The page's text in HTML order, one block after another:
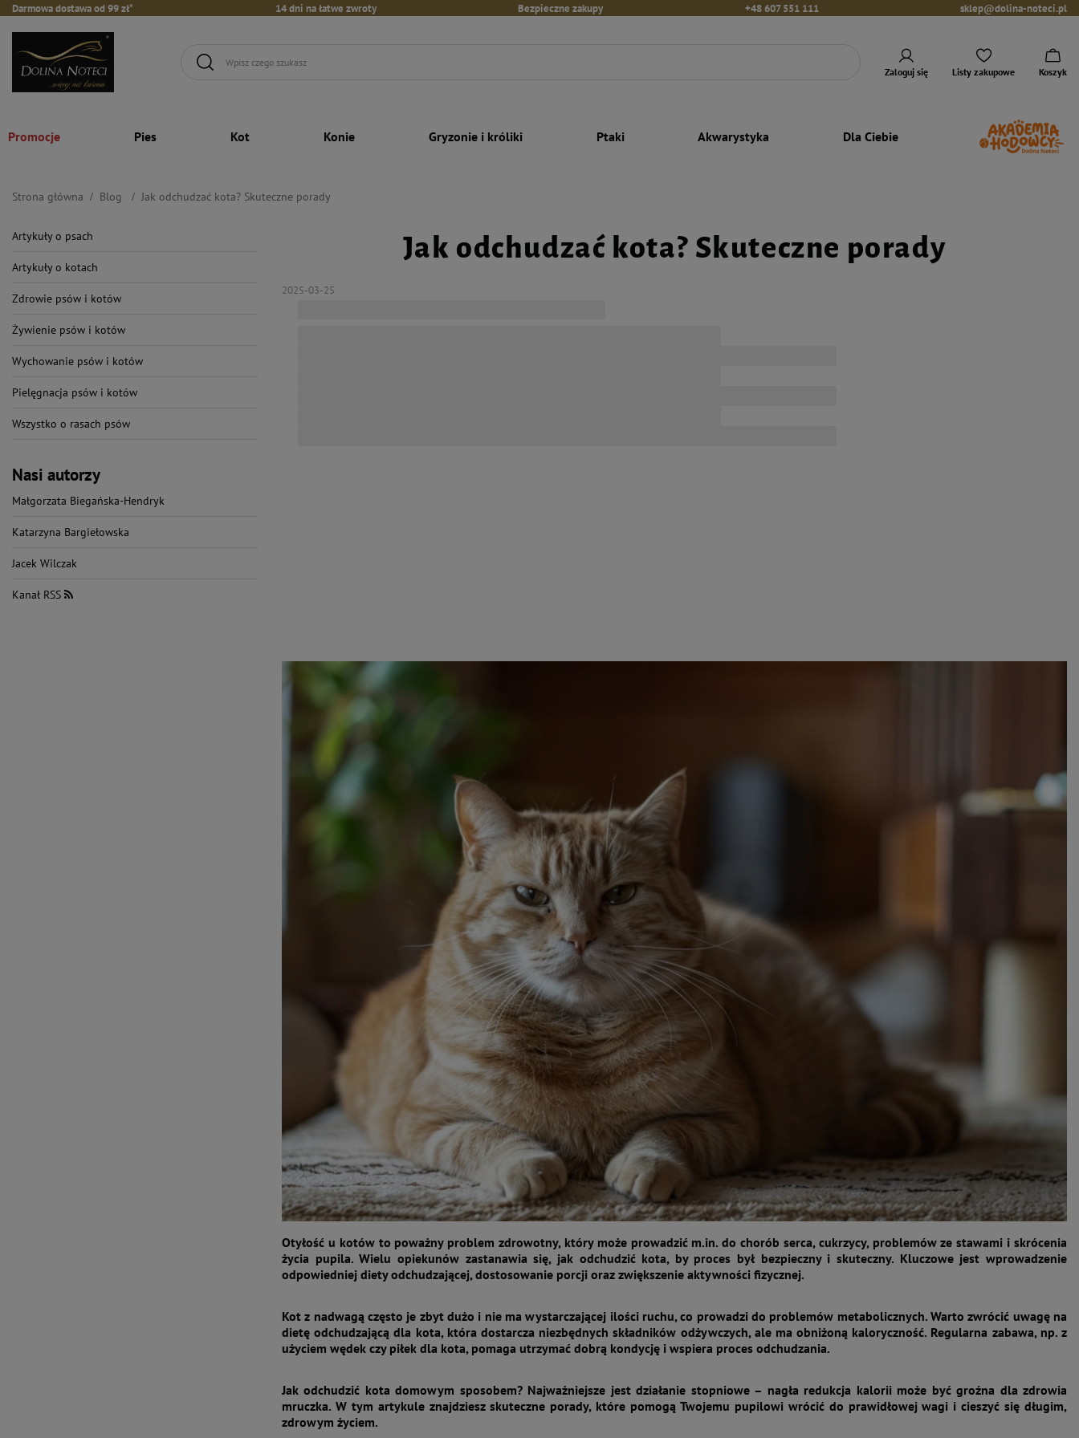
Darmowa dostawa od 99 zł* 14 dni na łatwe zwroty Bezpieczne zakupy +48 607 551 111 sklep@dolina-noteci.pl
Zaloguj się Listy zakupowe Koszyk
Promocje Pies Kot Konie Gryzonie i króliki Ptaki Akwarystyka Dla Ciebie
Strona główna Blog Jak odchudzać kota? Skuteczne porady
Artykuły o psach
Artykuły o kotach
Zdrowie psów i kotów
Żywienie psów i kotów
Wychowanie psów i kotów
Pielęgnacja psów i kotów
Wszystko o rasach psów
Nasi autorzy
Małgorzata Biegańska-Hendryk
Katarzyna Bargiełowska
Jacek Wilczak
Kanał RSS
Jak odchudzać kota? Skuteczne porady
2025-03-25
Otyłość u kotów to poważny problem zdrowotny, który może prowadzić m.in. do chorób serca, cukrzycy, problemów ze stawami i skrócenia
życia pupila. Wielu opiekunów zastanawia się, jak odchudzić kota, by proces był bezpieczny i skuteczny. Kluczowe jest wprowadzenie
odpowiedniej diety odchudzającej, dostosowanie porcji oraz zwiększenie aktywności fizycznej.
Kot z nadwagą często je zbyt dużo i nie ma wystarczającej ilości ruchu, co prowadzi do problemów metabolicznych. Warto zwrócić uwagę na
dietę odchudzającą dla kota, która dostarcza niezbędnych składników odżywczych, ale ma obniżoną kaloryczność. Regularna zabawa, np. z
użyciem wędek czy piłek dla kota, pomaga utrzymać dobrą kondycję i wspiera proces odchudzania.
Jak odchudzić kota domowym sposobem? Najważniejsze jest działanie stopniowe – nagła redukcja kalorii może być groźna dla zdrowia
mruczka. W tym artykule znajdziesz skuteczne porady, które pomogą Twojemu pupilowi wrócić do prawidłowej wagi i cieszyć się długim,
zdrowym życiem.